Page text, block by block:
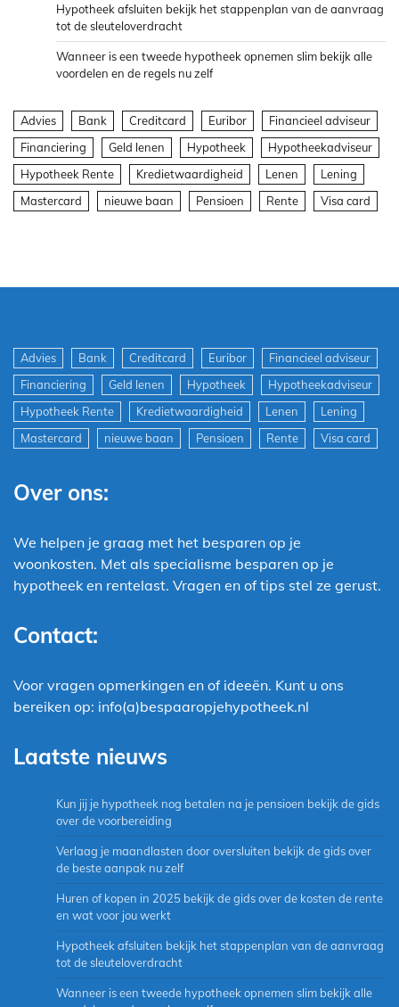
Hypotheek afsluiten bekijk het stappenplan van de aanvraag
tot de sleuteloverdracht
Wanneer is een tweede hypotheek opnemen slim bekijk alle
voordelen en de regels nu zelf
Advies Bank Creditcard Euribor
Financieel adviseur
Financiering
Geld lenen Hypotheek
Hypotheekadviseur
Hypotheek Rente
Kredietwaardigheid Lenen
Lening
Mastercard
nieuwe baan Pensioen Rente Visa card
Advies Bank Creditcard Euribor
Financieel adviseur
Financiering
Geld lenen Hypotheek
Hypotheekadviseur
Hypotheek Rente
Kredietwaardigheid Lenen
Lening
Mastercard
nieuwe baan Pensioen Rente Visa card
Over ons:
We helpen je graag met het besparen op je
woonkosten. Met als specialisme besparen op je
hypotheek en rentelast. Vragen en of tips stel ze gerust.
Contact:
Voor vragen opmerkingen en of ideeën. Kunt u ons
bereiken op: info(a)bespaaropjehypotheek.nl
Laatste nieuws
Kun jij je hypotheek nog betalen na je pensioen bekijk de gids
over de voorbereiding
Verlaag je maandlasten door oversluiten bekijk de gids over
de beste aanpak nu zelf
Huren of kopen in 2025 bekijk de gids over de kosten de rente
en wat voor jou werkt
Hypotheek afsluiten bekijk het stappenplan van de aanvraag
tot de sleuteloverdracht
Wanneer is een tweede hypotheek opnemen slim bekijk alle